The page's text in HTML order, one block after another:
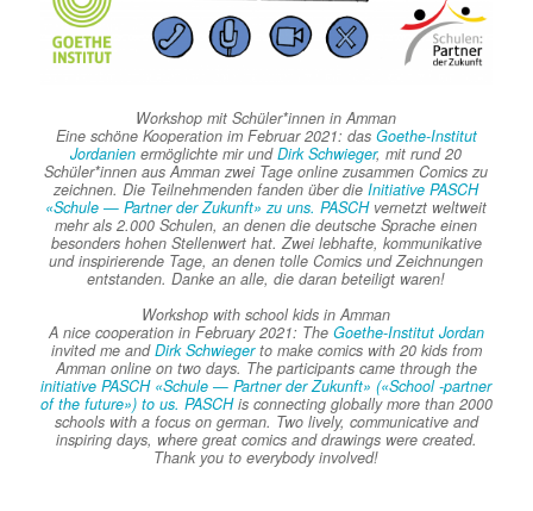
Workshop mit Schüler*innen in Amman
Eine schöne Kooperation im Februar 2021: dasGoethe-Institut
Jordanien ermöglichte mir undDirk Schwieger, mit rund 20
Schüler*innen aus Amman zwei Tage online zusammen Comics zu
zeichnen. Die Teilnehmenden fanden über die Initiative PASCH
«Schule — Partner der Zukunft» zu uns. PASCH vernetzt weltweit
mehr als 2.000 Schulen, an denen die deutsche Sprache einen
besonders hohen Stellenwert hat. Zwei lebhafte, kommunikative
und inspirierende Tage, an denen tolle Comics und Zeichnungen
entstanden. Danke an alle, die daran beteiligt waren!
Workshop with school kids in Amman
A nice cooperation in February 2021: The Goethe-Institut Jordan
invited me andDirk Schwiegerto make comics with 20 kids from
Amman online on two days. The participants came through the
initiative PASCH «Schule — Partner der Zukunft» («School -partner
of the future») to us. PASCHis connecting globally more than 2000
schools with a focus on german. Two lively, communicative and
inspiring days, where great comics and drawings were created.
Thank you to everybody involved!